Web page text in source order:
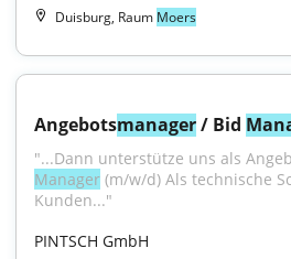
Duisburg, Raum Moers
Angebotsmanager / Bid
Manager (m/w/d) Als technische
Kunden..."
PINTSCH GmbH